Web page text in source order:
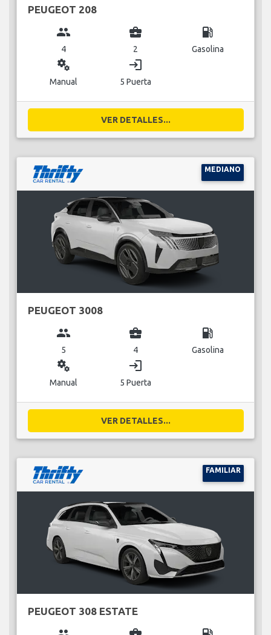
PEUGEOT 208
group
4
business_center
2
local_gas_station
Gasolina
miscellaneous_services
Manual
login
5 Puerta
VER DETALLES...
MEDIANO
PEUGEOT 3008
group
5
business_center
4
local_gas_station
Gasolina
miscellaneous_services
Manual
login
5 Puerta
VER DETALLES...
FAMILIAR
PEUGEOT 308 ESTATE